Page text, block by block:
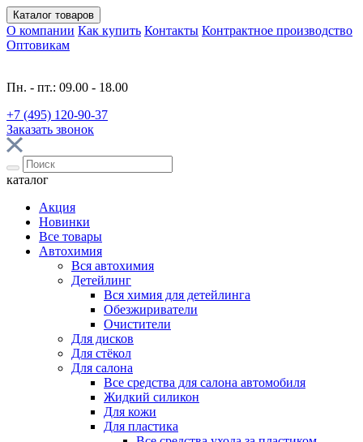
Каталог товаров
О компании Как купить Контакты Контрактное производство
Оптовикам
Пн. - пт.: 09.00 - 18.00
+7 (495) 120-90-37
Заказать звонок
каталог
Акция
Новинки
Все товары
Автохимия
Вся автохимия
Детейлинг
Вся химия для детейлинга
Обезжириватели
Очистители
Для дисков
Для стёкол
Для салона
Все средства для салона автомобиля
Жидкий силикон
Для кожи
Для пластика